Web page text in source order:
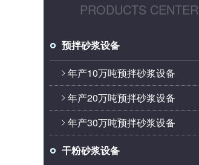
PRODUCTS CENTER
预拌砂浆设备
年产10万吨预拌砂浆设备
年产20万吨预拌砂浆设备
年产30万吨预拌砂浆设备
干粉砂浆设备